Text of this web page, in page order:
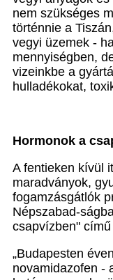
nem szükséges
történnie a
vegyi üzemek -
mennyiségben,
vizeinkbe a
hulladékokat,
Hormonok a
A fentieken kívül
maradványok,
fogamzásgátlók
Népszabad-
csapvízben"
„Budapesten
novamidazofen -